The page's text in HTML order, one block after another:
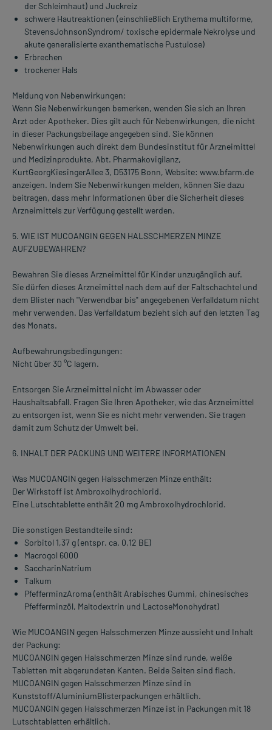
der Schleimhaut) und Juckreiz
schwere Hautreaktionen (einschließlich Erythema multiforme,
StevensJohnsonSyndrom/ toxische epidermale Nekrolyse und
akute generalisierte exanthematische Pustulose)
Erbrechen
trockener Hals
Meldung von Nebenwirkungen:
Wenn Sie Nebenwirkungen bemerken, wenden Sie sich an Ihren
Arzt oder Apotheker. Dies gilt auch für Nebenwirkungen, die nicht
in dieser Packungsbeilage angegeben sind. Sie können
Nebenwirkungen auch direkt dem Bundesinstitut für Arzneimittel
und Medizinprodukte, Abt. Pharmakovigilanz,
KurtGeorgKiesingerAllee 3, D53175 Bonn, Website: www.bfarm.de
anzeigen. Indem Sie Nebenwirkungen melden, können Sie dazu
beitragen, dass mehr Informationen über die Sicherheit dieses
Arzneimittels zur Verfügung gestellt werden.
5. WIE IST MUCOANGIN GEGEN HALSSCHMERZEN MINZE
AUFZUBEWAHREN?
Bewahren Sie dieses Arzneimittel für Kinder unzugänglich auf.
Sie dürfen dieses Arzneimittel nach dem auf der Faltschachtel und
dem Blister nach "Verwendbar bis" angegebenen Verfalldatum nicht
mehr verwenden. Das Verfalldatum bezieht sich auf den letzten Tag
des Monats.
Aufbewahrungsbedingungen:
Nicht über 30 °C lagern.
Entsorgen Sie Arzneimittel nicht im Abwasser oder
Haushaltsabfall. Fragen Sie Ihren Apotheker, wie das Arzneimittel
zu entsorgen ist, wenn Sie es nicht mehr verwenden. Sie tragen
damit zum Schutz der Umwelt bei.
6. INHALT DER PACKUNG UND WEITERE INFORMATIONEN
Was MUCOANGIN gegen Halsschmerzen Minze enthält:
Der Wirkstoff ist Ambroxolhydrochlorid.
Eine Lutschtablette enthält 20 mg Ambroxolhydrochlorid.
Die sonstigen Bestandteile sind:
Sorbitol 1,37 g (entspr. ca. 0,12 BE)
Macrogol 6000
SaccharinNatrium
Talkum
PfefferminzAroma (enthält Arabisches Gummi, chinesisches
Pfefferminzöl, Maltodextrin und LactoseMonohydrat)
Wie MUCOANGIN gegen Halsschmerzen Minze aussieht und Inhalt
der Packung:
MUCOANGIN gegen Halsschmerzen Minze sind runde, weiße
Tabletten mit abgerundeten Kanten. Beide Seiten sind flach.
MUCOANGIN gegen Halsschmerzen Minze sind in
Kunststoff/AluminiumBlisterpackungen erhältlich.
MUCOANGIN gegen Halsschmerzen Minze ist in Packungen mit 18
Lutschtabletten erhältlich.